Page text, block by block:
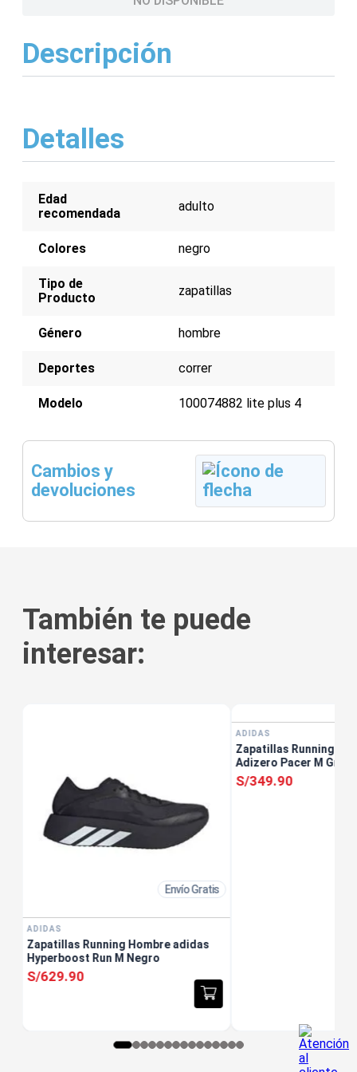
Descripción
Detalles
Edad
recomendada
adulto
Colores negro
Tipo de
Producto
zapatillas
Género hombre
Deportes correr
Modelo 100074882 lite plus 4
Cambios y
devoluciones
También te puede
interesar:
Envío Gratis
ADIDAS
Zapatillas Running Hombre adidas
Hyperboost Run M Negro
S/629.90
ADIDAS
Zapatillas Running
Adizero Pacer M Gris
S/349.90